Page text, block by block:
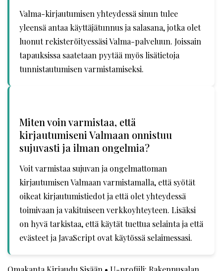
Valma-kirjautumisen yhteydessä sinun tulee
yleensä antaa käyttäjätunnus ja salasana, jotka olet
luonut rekisteröityessäsi Valma-palveluun. Joissain
tapauksissa saatetaan pyytää myös lisätietoja
tunnistautumisen varmistamiseksi.
Miten voin varmistaa, että
kirjautumiseni Valmaan onnistuu
sujuvasti ja ilman ongelmia?
Voit varmistaa sujuvan ja ongelmattoman
kirjautumisen Valmaan varmistamalla, että syötät
oikeat kirjautumistiedot ja että olet yhteydessä
toimivaan ja vakituiseen verkkoyhteyteen. Lisäksi
on hyvä tarkistaa, että käytät tuettua selainta ja että
evästeet ja JavaScript ovat käytössä selaimessasi.